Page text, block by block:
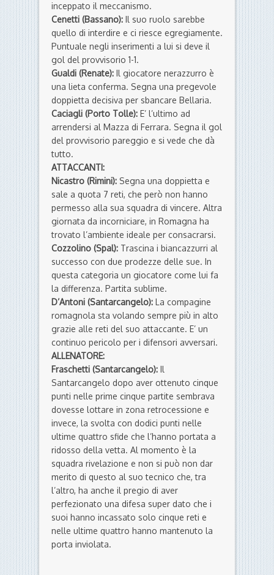
inceppato il meccanismo.
Cenetti (Bassano): Il suo ruolo sarebbe
quello di interdire e ci riesce egregiamente.
Puntuale negli inserimenti a lui si deve il
gol del provvisorio 1-1.
Gualdi (Renate): Il giocatore nerazzurro è
una lieta conferma. Segna una pregevole
doppietta decisiva per sbancare Bellaria.
Caciagli (Porto Tolle): E’ l’ultimo ad
arrendersi al Mazza di Ferrara. Segna il gol
del provvisorio pareggio e si vede che dà
tutto.
ATTACCANTI:
Nicastro (Rimini): Segna una doppietta e
sale a quota 7 reti, che però non hanno
permesso alla sua squadra di vincere. Altra
giornata da incorniciare, in Romagna ha
trovato l’ambiente ideale per consacrarsi.
Cozzolino (Spal): Trascina i biancazzurri al
successo con due prodezze delle sue. In
questa categoria un giocatore come lui fa
la differenza. Partita sublime.
D’Antoni (Santarcangelo): La compagine
romagnola sta volando sempre più in alto
grazie alle reti del suo attaccante. E’ un
continuo pericolo per i difensori avversari.
ALLENATORE:
Fraschetti (Santarcangelo): Il
Santarcangelo dopo aver ottenuto cinque
punti nelle prime cinque partite sembrava
dovesse lottare in zona retrocessione e
invece, la svolta con dodici punti nelle
ultime quattro sfide che l’hanno portata a
ridosso della vetta. Al momento è la
squadra rivelazione e non si può non dar
merito di questo al suo tecnico che, tra
l’altro, ha anche il pregio di aver
perfezionato una difesa super dato che i
suoi hanno incassato solo cinque reti e
nelle ultime quattro hanno mantenuto la
porta inviolata.